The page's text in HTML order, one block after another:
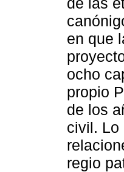
en que
ocho
propio
de los
civil. Lo
regio